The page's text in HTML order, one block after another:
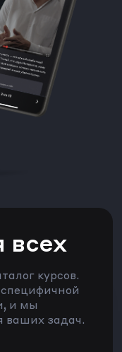
всех
курсов.
и мы
ваших задач.